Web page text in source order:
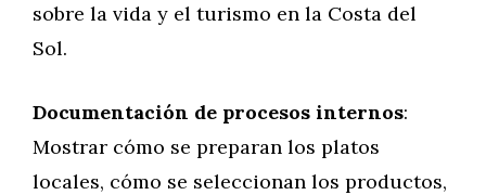
sobre la vida y el turismo en la Costa del
Sol.
Documentación de procesos internos:
Mostrar cómo se preparan los platos
locales, cómo se seleccionan los productos,